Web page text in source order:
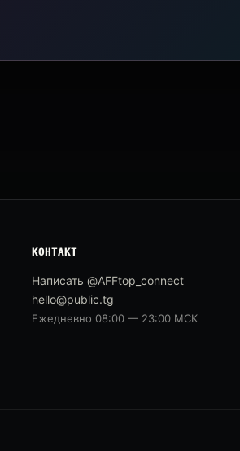
КОНТАКТ
Написать @AFFtop_connect
hello@public.tg
Ежедневно 08:00 — 23:00 МСК